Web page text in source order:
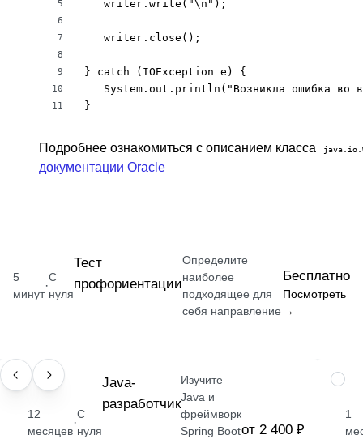
5
6
7
8
9
10
11
   writer.write("\n");
   writer.close();
} catch (IOException e) {
System.out.println("Возникла ошибка во
}
Подробнее ознакомиться с описанием класса
документации Oracle
5
минут
·
С
нуля
Тест
профориентации
Определите
наиболее
подходящее для
себя направление
Бесплатно
Посмотреть
→
ПРОФЕССИЯ
12
месяцев
·
С
нуля
Java-
разработчик
Изучите
Java и
фреймворк
Spring Bootот 2 400 ₽
1